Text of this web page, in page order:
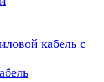
кабель с